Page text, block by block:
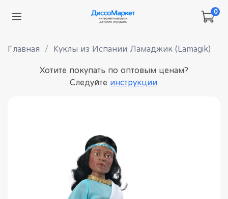
0
Главная Куклы из Испании Ламаджик (Lamagik)
Хотите покупать по оптовым ценам?
Следуйте инструкции.